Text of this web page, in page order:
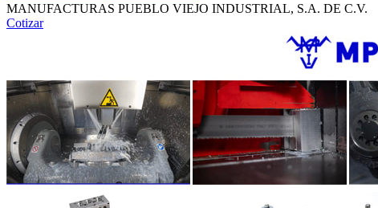
MANUFACTURAS PUEBLO VIEJO INDUSTRIAL, S.A. DE C.V.
Cotizar